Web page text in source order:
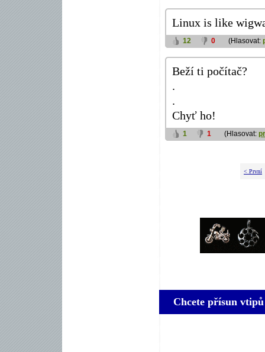
Linux is like
12 0 (Hlasovat:
Beží ti počítač?
.
.
Chyť ho!
1 1 (Hlasovat:
< První
Chcete přísun